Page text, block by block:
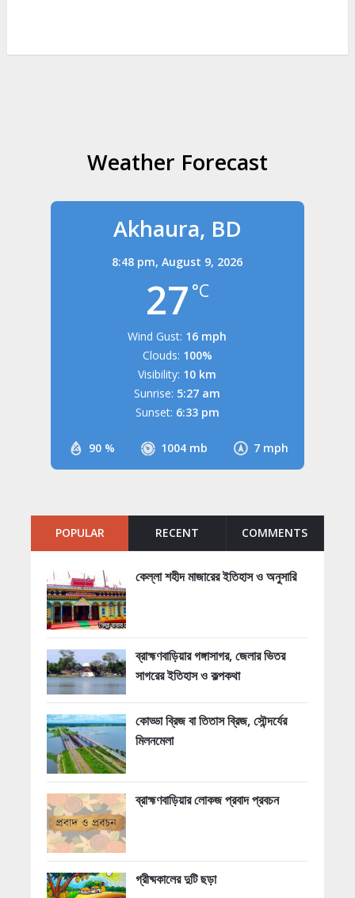
Weather Forecast
Akhaura, BD
8:48 pm,August 9, 2026
27 °C
90 % 1004 mb 7 mph
Wind Gust: 16 mph
Clouds: 100%
Visibility: 10 km
Sunrise: 5:27 am
Sunset: 6:33 pm
POPULAR RECENT COMMENTS
কেল্লা শহীদ মাজারের ইতিহাস ও অনুসারি
ব্রাহ্মণবাড়িয়ার গঙ্গাসাগর, জেলার ভিতর
সাগরের ইতিহাস ও কল্পকথা
কোড্ডা ব্রিজ বা তিতাস ব্রিজ, সৌন্দর্যের
মিলনমেলা
ব্রাহ্মণবাড়িয়ার লোকজ প্রবাদ প্রবচন
গ্রীষ্মকালের দুটি ছড়া